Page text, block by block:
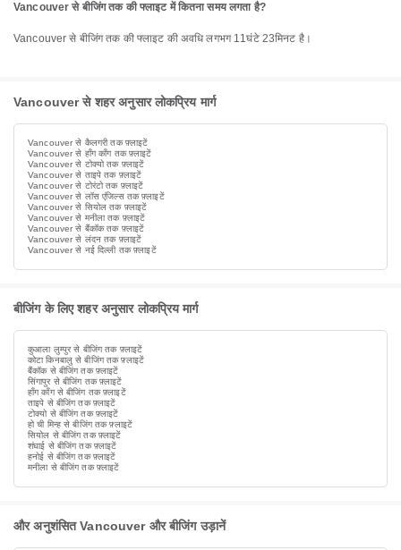
Vancouver से बीजिंग तक की फ्लाइट में कितना समय लगता है?
Vancouver से बीजिंग तक की फ्लाइट की अवधि लगभग 11घंटे 23मिनट है।
Vancouver से शहर अनुसार लोकप्रिय मार्ग
Vancouver से कैलगरी तक फ़्लाइटें
Vancouver से हाँग काँग तक फ़्लाइटें
Vancouver से टोक्यो तक फ़्लाइटें
Vancouver से ताइपे तक फ़्लाइटें
Vancouver से टोरंटो तक फ़्लाइटें
Vancouver से लॉस एंजिल्स तक फ़्लाइटें
Vancouver से सियोल तक फ़्लाइटें
Vancouver से मनीला तक फ़्लाइटें
Vancouver से बैंकॉक तक फ़्लाइटें
Vancouver से लंदन तक फ़्लाइटें
Vancouver से नई दिल्ली तक फ़्लाइटें
बीजिंग के लिए शहर अनुसार लोकप्रिय मार्ग
कुआला लुम्पुर से बीजिंग तक फ़्लाइटें
कोटा किनबालु से बीजिंग तक फ़्लाइटें
बैंकॉक से बीजिंग तक फ़्लाइटें
सिंगापुर से बीजिंग तक फ़्लाइटें
हाँग काँग से बीजिंग तक फ़्लाइटें
ताइपे से बीजिंग तक फ़्लाइटें
टोक्यो से बीजिंग तक फ़्लाइटें
हो ची मिन्ह से बीजिंग तक फ़्लाइटें
सियोल से बीजिंग तक फ़्लाइटें
शंघाई से बीजिंग तक फ़्लाइटें
हनोई से बीजिंग तक फ़्लाइटें
मनीला से बीजिंग तक फ़्लाइटें
और अनुशंसित Vancouver और बीजिंग उड़ानें